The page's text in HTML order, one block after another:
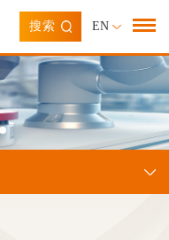
搜索 EN